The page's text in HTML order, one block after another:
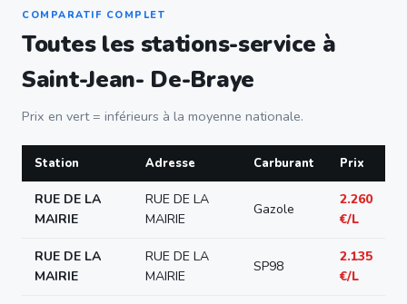
COMPARATIF COMPLET
Toutes les stations-service à
Saint-Jean- De-Braye
Prix en vert = inférieurs à la moyenne nationale.
Station Adresse Carburant Prix
RUE DE LA
MAIRIE
RUE DE LA
MAIRIE
Gazole
2.260
€/L
RUE DE LA
MAIRIE
RUE DE LA
MAIRIE
SP98
2.135
€/L